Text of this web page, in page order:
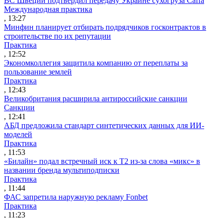
Международная практика
, 13:27
Минфин планирует отбирать подрядчиков госконтрактов в
строительстве по их репутации
Практика
, 12:52
Экономколлегия защитила компанию от переплаты за
пользование землей
Практика
, 12:43
Великобритания расширила антироссийские санкции
Санкции
, 12:41
АБД предложила стандарт синтетических данных для ИИ-
моделей
Практика
, 11:53
«Билайн» подал встречный иск к Т2 из-за слова «микс» в
названии бренда мультиподписки
Практика
, 11:44
ФАС запретила наружную рекламу Fonbet
Практика
, 11:23